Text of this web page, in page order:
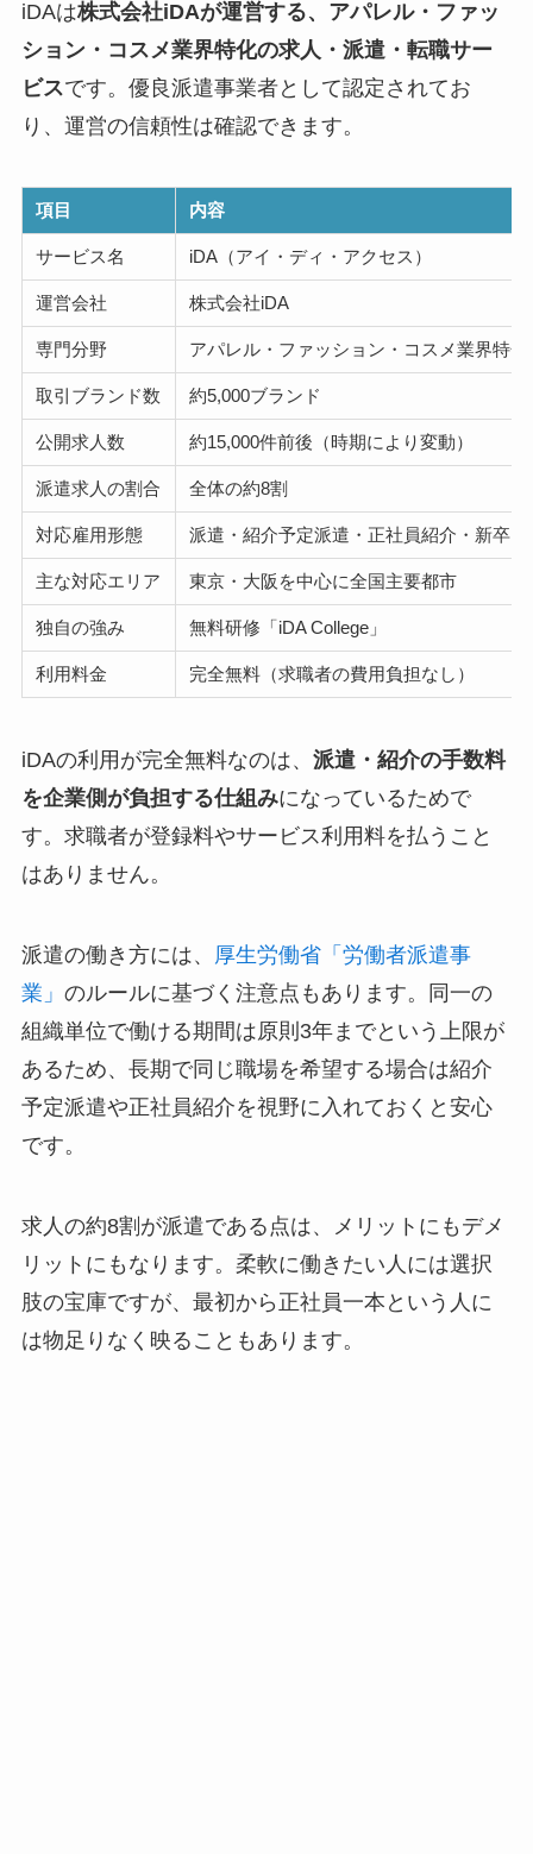
iDAは株式会社iDAが運営する、アパレル・ファッ
ション・コスメ業界特化の求人・派遣・転職サー
ビスです。優良派遣事業者として認定されてお
り、運営の信頼性は確認できます。
項目 内容
サービス名 iDA（アイ・ディ・アクセス）
運営会社 株式会社iDA
専門分野 アパレル・ファッション・コスメ業界特化
取引ブランド数 約5,000ブランド
公開求人数 約15,000件前後（時期により変動）
派遣求人の割合 全体の約8割
対応雇用形態 派遣・紹介予定派遣・正社員紹介・新卒
主な対応エリア 東京・大阪を中心に全国主要都市
独自の強み 無料研修「iDA College」
利用料金 完全無料（求職者の費用負担なし）
iDAの利用が完全無料なのは、 派遣・紹介の手数料
を企業側が負担する仕組みになっているためで
す。求職者が登録料やサービス利用料を払うこと
はありません。
派遣の働き方には、 厚生労働省「労働者派遣事
業」 のルールに基づく注意点もあります。同一の
組織単位で働ける期間は原則3年までという上限が
あるため、長期で同じ職場を希望する場合は紹介
予定派遣や正社員紹介を視野に入れておくと安心
です。
求人の約8割が派遣である点は、メリットにもデメ
リットにもなります。柔軟に働きたい人には選択
肢の宝庫ですが、最初から正社員一本という人に
は物足りなく映ることもあります。